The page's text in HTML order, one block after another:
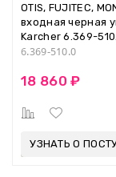
OTIS, FUJITEC,
входная черная
Karcher 6.369-
6.369-510.0
18 860 ₽
УЗНАТЬ О